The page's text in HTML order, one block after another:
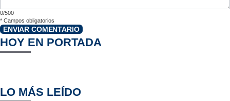
0/500
* Campos obligatorios
ENVIAR COMENTARIO
HOY EN PORTADA
LO MÁS LEÍDO